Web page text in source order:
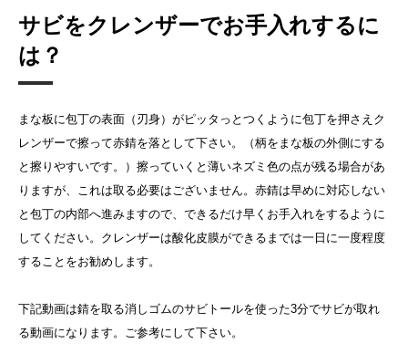
サビをクレンザーでお手入れするに
は？
まな板に包丁の表面（刃身）がピッタっとつくように包丁を押さえク
レンザーで擦って赤錆を落として下さい。（柄をまな板の外側にする
と擦りやすいです。）擦っていくと薄いネズミ色の点が残る場合があ
りますが、これは取る必要はございません。赤錆は早めに対応しない
と包丁の内部へ進みますので、できるだけ早くお手入れをするように
してください。クレンザーは酸化皮膜ができるまでは一日に一度程度
することをお勧めします。
下記動画は錆を取る消しゴムのサビトールを使った3分でサビが取れ
る動画になります。ご参考にして下さい。